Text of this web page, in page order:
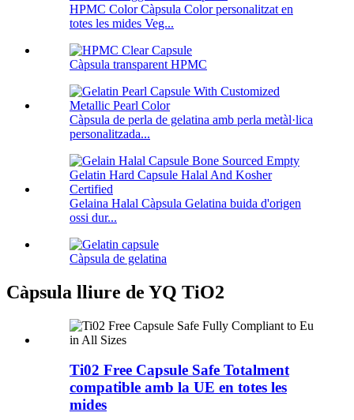
HPMC Color Càpsula Color personalitzat en
totes les mides Veg...
Càpsula transparent HPMC
Càpsula de perla de gelatina amb perla metàl·lica
personalitzada...
Gelaina Halal Càpsula Gelatina buida d'origen
ossi dur...
Càpsula de gelatina
Càpsula lliure de YQ TiO2
Ti02 Free Capsule Safe Totalment
compatible amb la UE en totes les
mides